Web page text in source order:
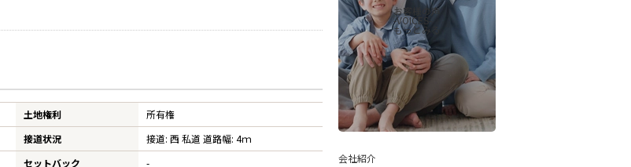
イント
却査定フォーム
採用情報
お知らせ
コラム
スタッフ紹介
土地権利
所有権
接道状況
接道: 西 私道 道路幅: 4ｍ
セットバック
-
お客様の声
-VOICES-
もっとみる
会社紹介